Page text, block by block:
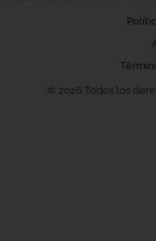
© 2026 Todos los